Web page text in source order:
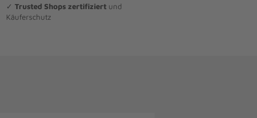
✓ Trusted Shops zertifiziertund
Käuferschutz